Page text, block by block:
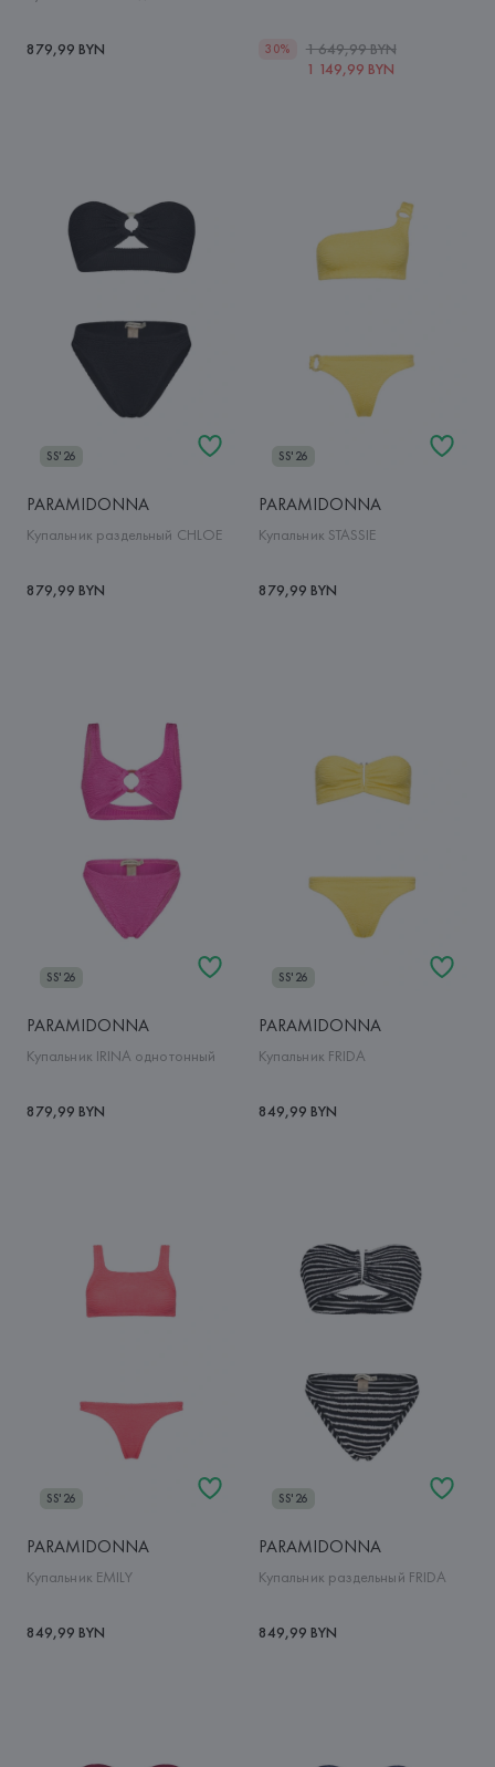
879,99 BYN 30%
1 649,99 BYN
1 149,99 BYN
SS'26
PARAMIDONNA
Купальник раздельный CHLOE
879,99 BYN
SS'26
PARAMIDONNA
Купальник STASSIE
879,99 BYN
SS'26
PARAMIDONNA
Купальник IRINA однотонный
879,99 BYN
SS'26
PARAMIDONNA
Купальник FRIDA
849,99 BYN
SS'26
PARAMIDONNA
Купальник EMILY
849,99 BYN
SS'26
PARAMIDONNA
Купальник раздельный FRIDA
849,99 BYN